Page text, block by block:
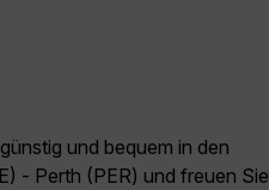
und bequem in den
- Perth (PER) und freuen Sie